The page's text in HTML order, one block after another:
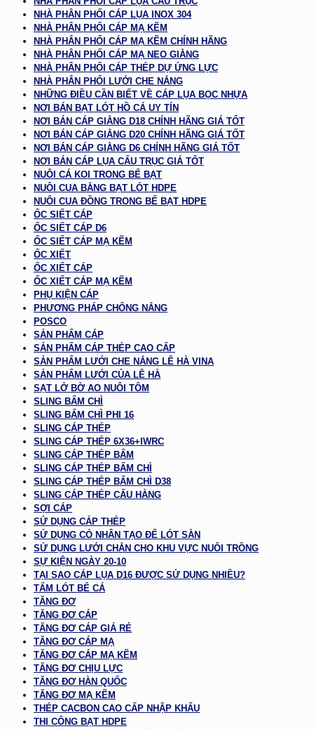
NHÀ PHÂN PHỐI CÁP LỤA INOX 304
NHÀ PHÂN PHỐI CÁP MẠ KẼM
NHÀ PHÂN PHỐI CÁP MẠ KẼM CHÍNH HÃNG
NHÀ PHÂN PHỐI CÁP MẠ NEO GIẰNG
NHÀ PHÂN PHỐI CÁP THÉP DỰ ỨNG LỰC
NHÀ PHÂN PHỐI LƯỚI CHE NẮNG
NHỮNG ĐIỀU CẦN BIẾT VỀ CÁP LỤA BỌC NHỰA
NƠI BÁN BẠT LÓT HỒ CÁ UY TÍN
NƠI BÁN CÁP GIẰNG D18 CHÍNH HÃNG GIÁ TỐT
NƠI BÁN CÁP GIẰNG D20 CHÍNH HÃNG GIÁ TỐT
NƠI BÁN CÁP GIẰNG D6 CHÍNH HÃNG GIÁ TỐT
NƠI BÁN CÁP LỤA CẨU TRỤC GIÁ TỐT
NUÔI CÁ KOI TRONG BỂ BẠT
NUÔI CUA BẰNG BẠT LÓT HDPE
NUÔI CUA ĐỒNG TRONG BỂ BẠT HDPE
ỐC SIẾT CÁP
ỐC SIẾT CÁP D6
ỐC SIẾT CÁP MẠ KẼM
ỐC XIẾT
ỐC XIẾT CÁP
ỐC XIẾT CÁP MẠ KẼM
PHỤ KIỆN CÁP
PHƯƠNG PHÁP CHỐNG NẮNG
POSCO
SẢN PHẨM CÁP
SẢN PHẨM CÁP THÉP CAO CẤP
SẢN PHẨM LƯỚI CHE NẮNG LÊ HÀ VINA
SẢN PHẨM LƯỚI CỦA LÊ HÀ
SẠT LỞ BỜ AO NUÔI TÔM
SLING BẤM CHÌ
SLING BẤM CHÌ PHI 16
SLING CÁP THÉP
SLING CÁP THÉP 6X36+IWRC
SLING CÁP THÉP BẤM
SLING CÁP THÉP BẤM CHÌ
SLING CÁP THÉP BẤM CHÌ D38
SLING CÁP THÉP CẨU HÀNG
SỢI CÁP
SỬ DỤNG CÁP THÉP
SỬ DỤNG CỎ NHÂN TẠO ĐỂ LÓT SÀN
SỬ DỤNG LƯỚI CHẮN CHO KHU VỰC NUÔI TRỒNG
SỰ KIỆN NGÀY 20-10
TẠI SAO CÁP LỤA D16 ĐƯỢC SỬ DỤNG NHIỀU?
TẤM LÓT BỂ CÁ
TĂNG ĐƠ
TĂNG ĐƠ CÁP
TĂNG ĐƠ CÁP GIÁ RẺ
TĂNG ĐƠ CÁP MẠ
TĂNG ĐƠ CÁP MẠ KẼM
TĂNG ĐƠ CHỊU LỰC
TĂNG ĐƠ HÀN QUỐC
TĂNG ĐƠ MẠ KẼM
THÉP CACBON CAO CẤP NHẬP KHẨU
THI CÔNG BẠT HDPE